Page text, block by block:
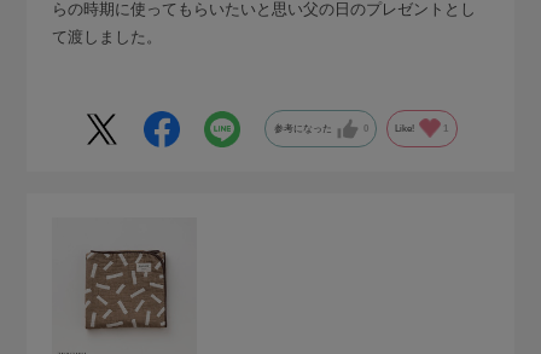
らの時期に使ってもらいたいと思い父の日のプレゼントとし
て渡しました。
参考になった 0 Like!